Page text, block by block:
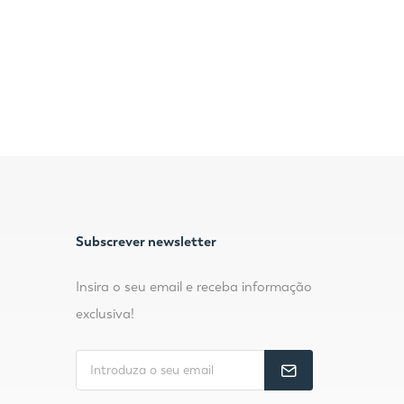
Subscrever newsletter
Insira o seu email e receba informação
exclusiva!